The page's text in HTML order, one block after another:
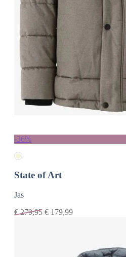
-36%
State of Art
Jas
€279,95 € 179,99